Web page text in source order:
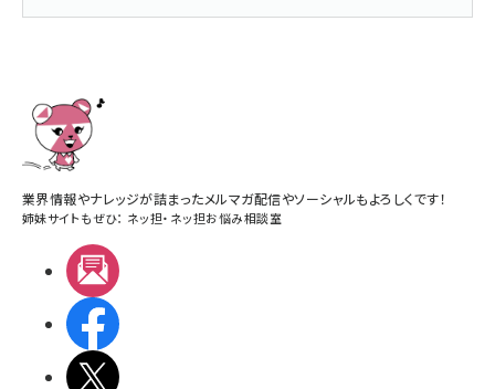
業界情報やナレッジが詰まったメルマガ配信やソーシャルもよろしくです！
姉妹サイトもぜひ： ネッ担・ ネッ担お悩み相談室